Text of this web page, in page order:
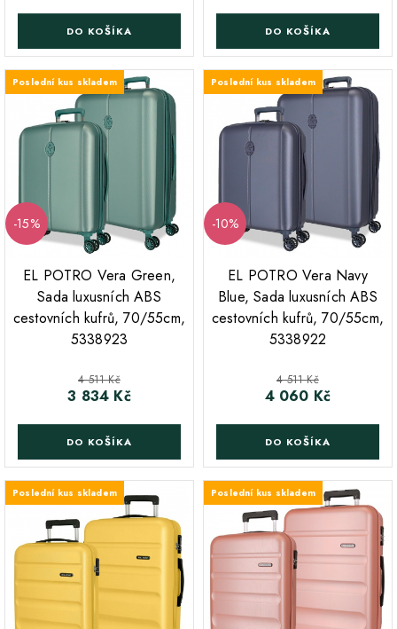
DO KOŠÍKA DO KOŠÍKA
-15%
Poslední kus skladem
EL POTRO Vera Green,
Sada luxusních ABS
cestovních kufrů, 70/55cm,
5338923
Běžná cena
4 511 Kč
Cena
3 834 Kč
DO KOŠÍKA
-10%
Poslední kus skladem
EL POTRO Vera Navy
Blue, Sada luxusních ABS
cestovních kufrů, 70/55cm,
5338922
Běžná cena
4 511 Kč
Cena
4 060 Kč
DO KOŠÍKA
Poslední kus skladem Poslední kus skladem